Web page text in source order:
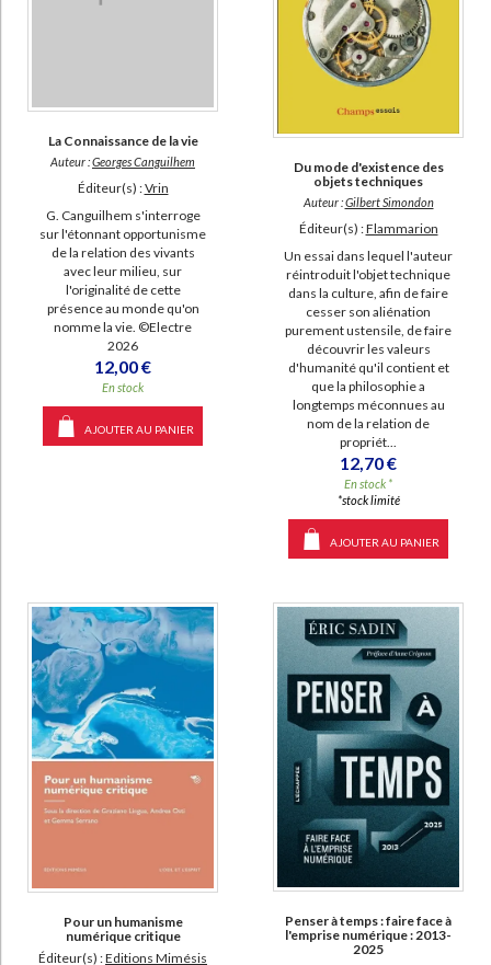
La Connaissance de la vie
Auteur :Georges Canguilhem
Éditeur(s) :Vrin
G. Canguilhem s'interroge
sur l'étonnant opportunisme
de la relation des vivants
avec leur milieu, sur
l'originalité de cette
présence au monde qu'on
nomme la vie. ©Electre
2026
12,00 €
En stock
AJOUTER AU PANIER
Du mode d'existence des
objets techniques
Auteur :Gilbert Simondon
Éditeur(s) :Flammarion
Un essai dans lequel l'auteur
réintroduit l'objet technique
dans la culture, afin de faire
cesser son aliénation
purement ustensile, de faire
découvrir les valeurs
d'humanité qu'il contient et
que la philosophie a
longtemps méconnues au
nom de la relation de
propriét...
12,70 €
En stock *
*stock limité
AJOUTER AU PANIER
Pour un humanisme
numérique critique
Éditeur(s) :Editions Mimésis
Penser à temps : faire face à
l'emprise numérique : 2013-
2025